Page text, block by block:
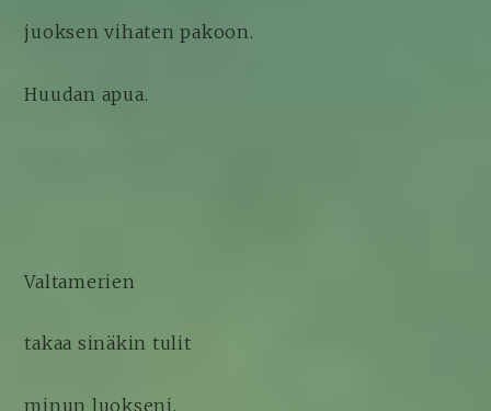
juoksen vihaten pakoon.
Huudan apua.
Valtamerien
takaa sinäkin tulit
minun luokseni.